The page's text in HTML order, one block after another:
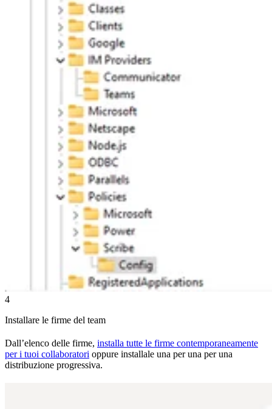
4
Installare le firme del team
Dall’elenco delle firme, installa tutte le firme contemporaneamente
per i tuoi collaboratori oppure installale una per una per una
distribuzione progressiva.